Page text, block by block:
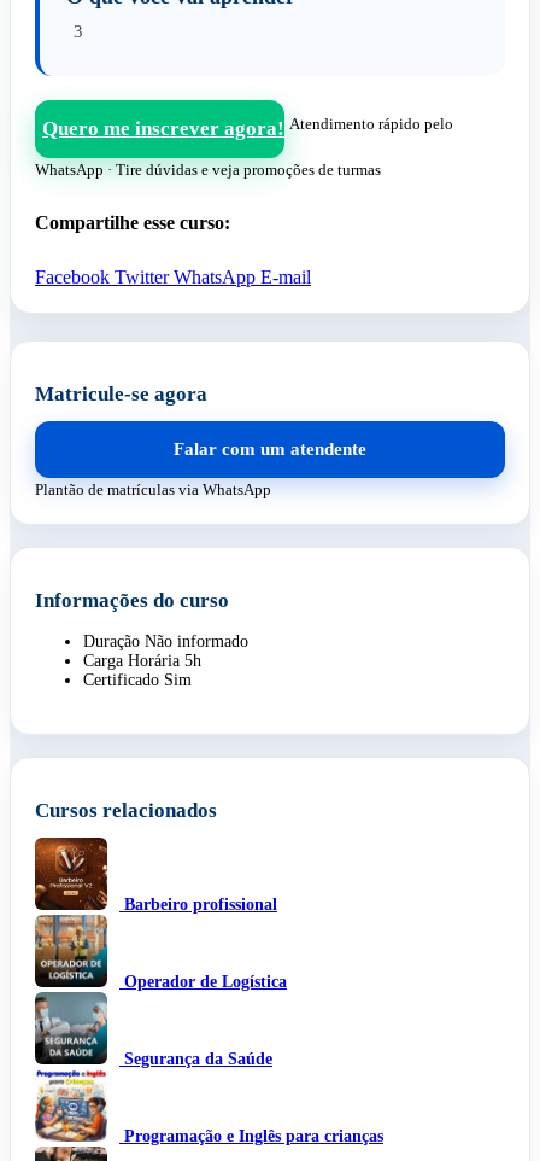
3
Quero me inscrever agora! Atendimento rápido pelo
WhatsApp · Tire dúvidas e veja promoções de turmas
Compartilhe esse curso:
Facebook TwitterWhatsApp E-mail
Matricule-se agora
Falar com um atendente
Plantão de matrículas via WhatsApp
Informações do curso
Duração Não informado
Carga Horária 5h
Certificado Sim
Cursos relacionados
Barbeiro profissional
Operador de Logística
Segurança da Saúde
Programação e Inglês para crianças